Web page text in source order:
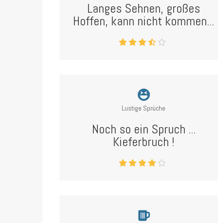
Langes Sehnen, großes
Hoffen, kann nicht kommen...
Lustige Sprüche
Noch so ein Spruch ...
Kieferbruch !